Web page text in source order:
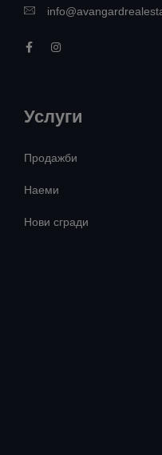
Услуги
Продажби
Наеми
Нови сгради